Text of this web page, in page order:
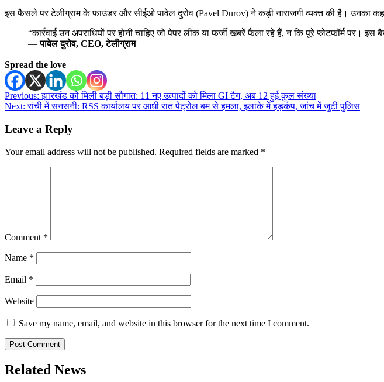
इस फैसले पर टेलीग्राम के फाउंडर और सीईओ पावेल दुरोव (Pavel Durov) ने कड़ी नाराजगी व्यक्त की है। उनका
“कार्रवाई उन अपराधियों पर होनी चाहिए जो पेपर लीक या फर्जी खबरें फैला रहे हैं, न कि पूरे प्लेटफॉर्म
—पावेल दुरोव, CEO, टेलीग्राम
Spread the love
Post
navigation
Previous: झारखंड को मिली बड़ी सौगात: 11 नए उत्पादों को मिला GI टैग, अब 12 हुई कुल संख्या
Next: रांची में सनसनी: RSS कार्यालय पर आधी रात पेट्रोल बम से हमला, इलाके में हड़कंप, जांच में जुटी पुलिस
Leave a Reply
Your email address will not be published. Required fields are marked *
Comment *
Name *
Email *
Website
Save my name, email, and website in this browser for the next time I comment.
Related News